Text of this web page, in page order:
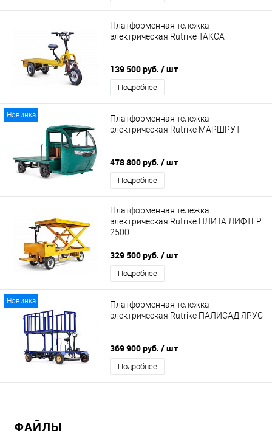
Платформенная тележка
электрическая Rutrike ТАКСА
139 500 руб. / шт
Подробнее
Новинка
Платформенная тележка
электрическая Rutrike МАРШРУТ
478 800 руб. / шт
Подробнее
Платформенная тележка
электрическая Rutrike ПЛИТА ЛИФТЕР
2500
329 500 руб. / шт
Подробнее
Новинка
Платформенная тележка
электрическая Rutrike ПАЛИСАД ЯРУС
369 900 руб. / шт
Подробнее
ФАЙЛЫ